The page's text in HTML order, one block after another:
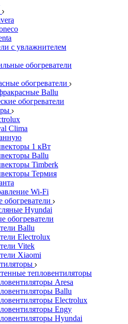
с увлажнителем
обогреватели
обогреватели
Ballu
обогреватели
Clima
1 кВт
Ballu
Timberk
Термия
Wi-Fi
Hyundai
обогреватели
Ballu
Electrolux
Vitek
Xiaomi
тепловентиляторы
Aresa
Ballu
Electrolux
Engy
Hyundai